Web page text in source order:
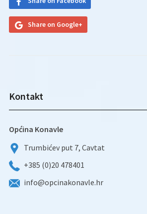
Share on Google+
Kontakt
Općina Konavle
Trumbićev put 7, Cavtat
+385 (0)20 478401
info@opcinakonavle.hr